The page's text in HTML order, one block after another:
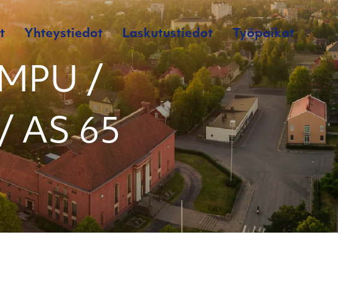
Yhteystiedot Laskutustiedot Työpaikat
/
AS 65